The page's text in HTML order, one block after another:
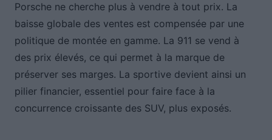
Porsche ne cherche plus à vendre à tout prix. La
baisse globale des ventes est compensée par une
politique de montée en gamme. La 911 se vend à
des prix élevés, ce qui permet à la marque de
préserver ses marges. La sportive devient ainsi un
pilier financier, essentiel pour faire face à la
concurrence croissante des SUV, plus exposés.